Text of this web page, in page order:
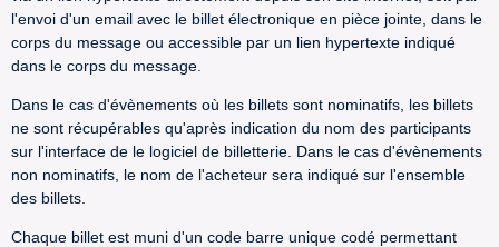
l'envoi d'un email avec le billet électronique en pièce jointe, dans le
corps du message ou accessible par un lien hypertexte indiqué
dans le corps du message.
Dans le cas d'évènements où les billets sont nominatifs, les billets
ne sont récupérables qu'après indication du nom des participants
sur l'interface de le logiciel de billetterie. Dans le cas d'évènements
non nominatifs, le nom de l'acheteur sera indiqué sur l'ensemble
des billets.
Chaque billet est muni d'un code barre unique codé permettant